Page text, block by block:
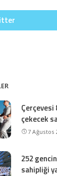
Çerçevesi
çekecek
7 Ağustos
252
sahipliği